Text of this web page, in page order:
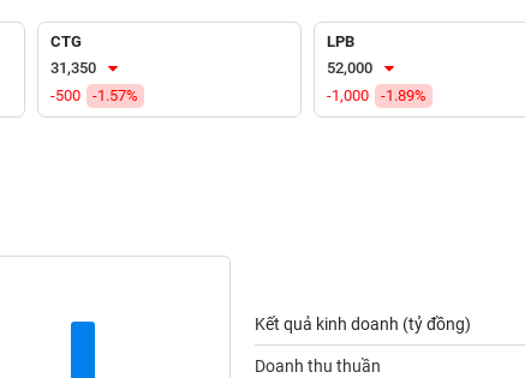
CTG
31,350
-500
-1.57%
LPB
52,000
-1,000
-1.89%
Kết quả kinh doanh (tỷ đồng)
Doanh thu thuần